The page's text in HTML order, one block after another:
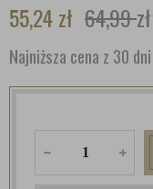
55,24zł 64,99zł
Najniższa cena z 30